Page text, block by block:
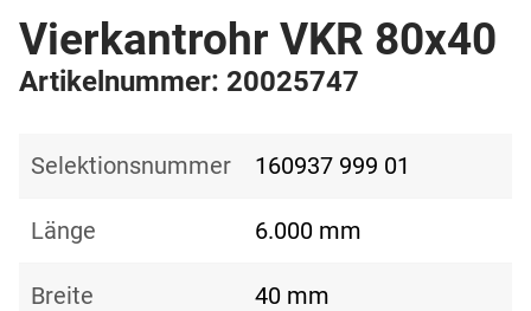
Vierkantrohr VKR 80x40
Artikelnummer: 20025747
Selektionsnummer 160937 999 01
Länge 6.000 mm
Breite 40 mm